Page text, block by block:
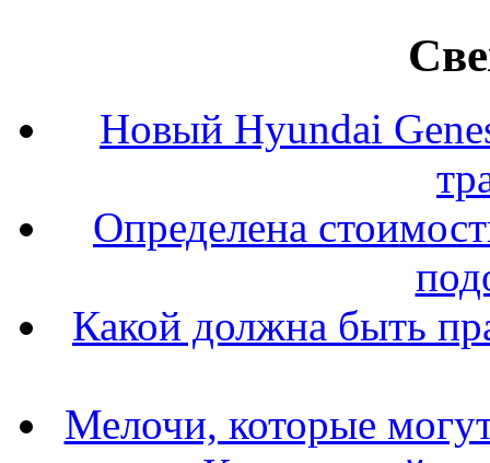
Новый Hyundai
Определена
Какой должна быть
Мелочи, которые